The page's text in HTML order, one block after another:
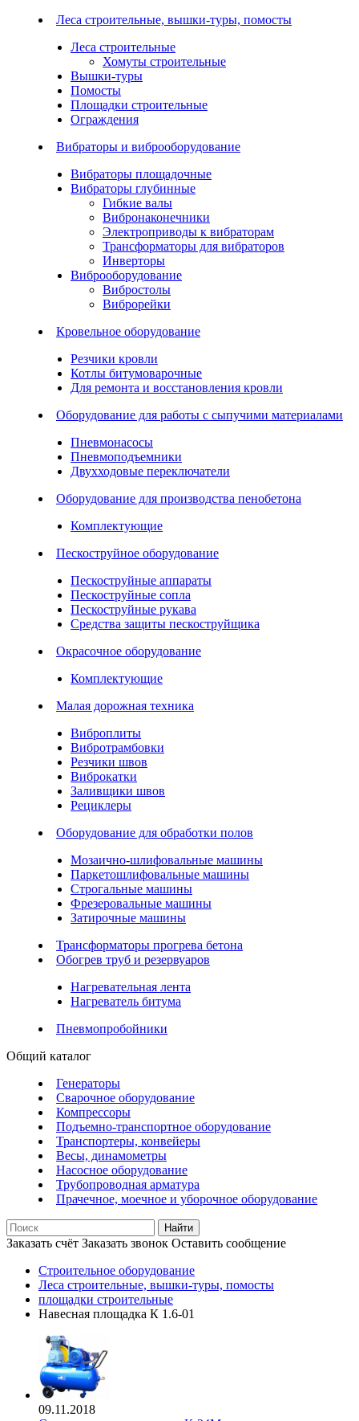
Леса строительные, вышки-туры, помосты
Леса строительные
Хомуты строительные
Вышки-туры
Помосты
Площадки строительные
Ограждения
Вибраторы и виброоборудование
Вибраторы площадочные
Вибраторы глубинные
Гибкие валы
Вибронаконечники
Электроприводы к вибраторам
Трансформаторы для вибраторов
Инверторы
Виброоборудование
Вибростолы
Виброрейки
Кровельное оборудование
Резчики кровли
Котлы битумоварочные
Для ремонта и восстановления кровли
Оборудование для работы с сыпучими материалами
Пневмонасосы
Пневмоподъемники
Двухходовые переключатели
Оборудование для производства пенобетона
Комплектующие
Пескоструйное оборудование
Пескоструйные аппараты
Пескоструйные сопла
Пескоструйные рукава
Средства защиты пескоструйщика
Окрасочное оборудование
Комплектующие
Малая дорожная техника
Виброплиты
Вибротрамбовки
Резчики швов
Виброкатки
Заливщики швов
Рециклеры
Оборудование для обработки полов
Мозаично-шлифовальные машины
Паркетошлифовальные машины
Строгальные машины
Фрезеровальные машины
Затирочные машины
Трансформаторы прогрева бетона
Обогрев труб и резервуаров
Нагревательная лента
Нагреватель битума
Пневмопробойники
Общий каталог
Генераторы
Сварочное оборудование
Компрессоры
Подъемно-транспортное оборудование
Транспортеры, конвейеры
Весы, динамометры
Насосное оборудование
Трубопроводная арматура
Прачечное, моечное и уборочное оборудование
Найти
Заказать счёт Заказать звонок Оставить сообщение
Строительное оборудование
Леса строительные, вышки-туры, помосты
площадки строительные
Навесная площадка К 1.6-01
09.11.2018